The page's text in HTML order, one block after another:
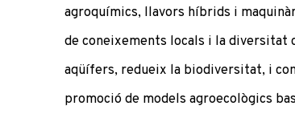
agroquímics, llavors híbrids i
de coneixements locals i la diversitat
aqüífers, redueix la biodiversitat, i
promoció de models agroecològics